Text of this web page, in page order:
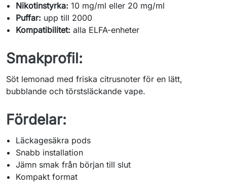
Nikotinstyrka: 10 mg/ml eller 20 mg/ml
Puffar: upp till 2000
Kompatibilitet: alla ELFA-enheter
Smakprofil:
Söt lemonad med friska citrusnoter för en lätt,
bubblande och törstsläckande vape.
Fördelar:
Läckagesäkra pods
Snabb installation
Jämn smak från början till slut
Kompakt format